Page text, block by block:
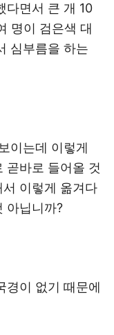
다면서 큰 개 10
명이 검은색 대
심부름을 하는
이는데 이렇게
곧바로 들어올 것
이렇게 옮겨다
아닙니까?
경이 없기 때문에